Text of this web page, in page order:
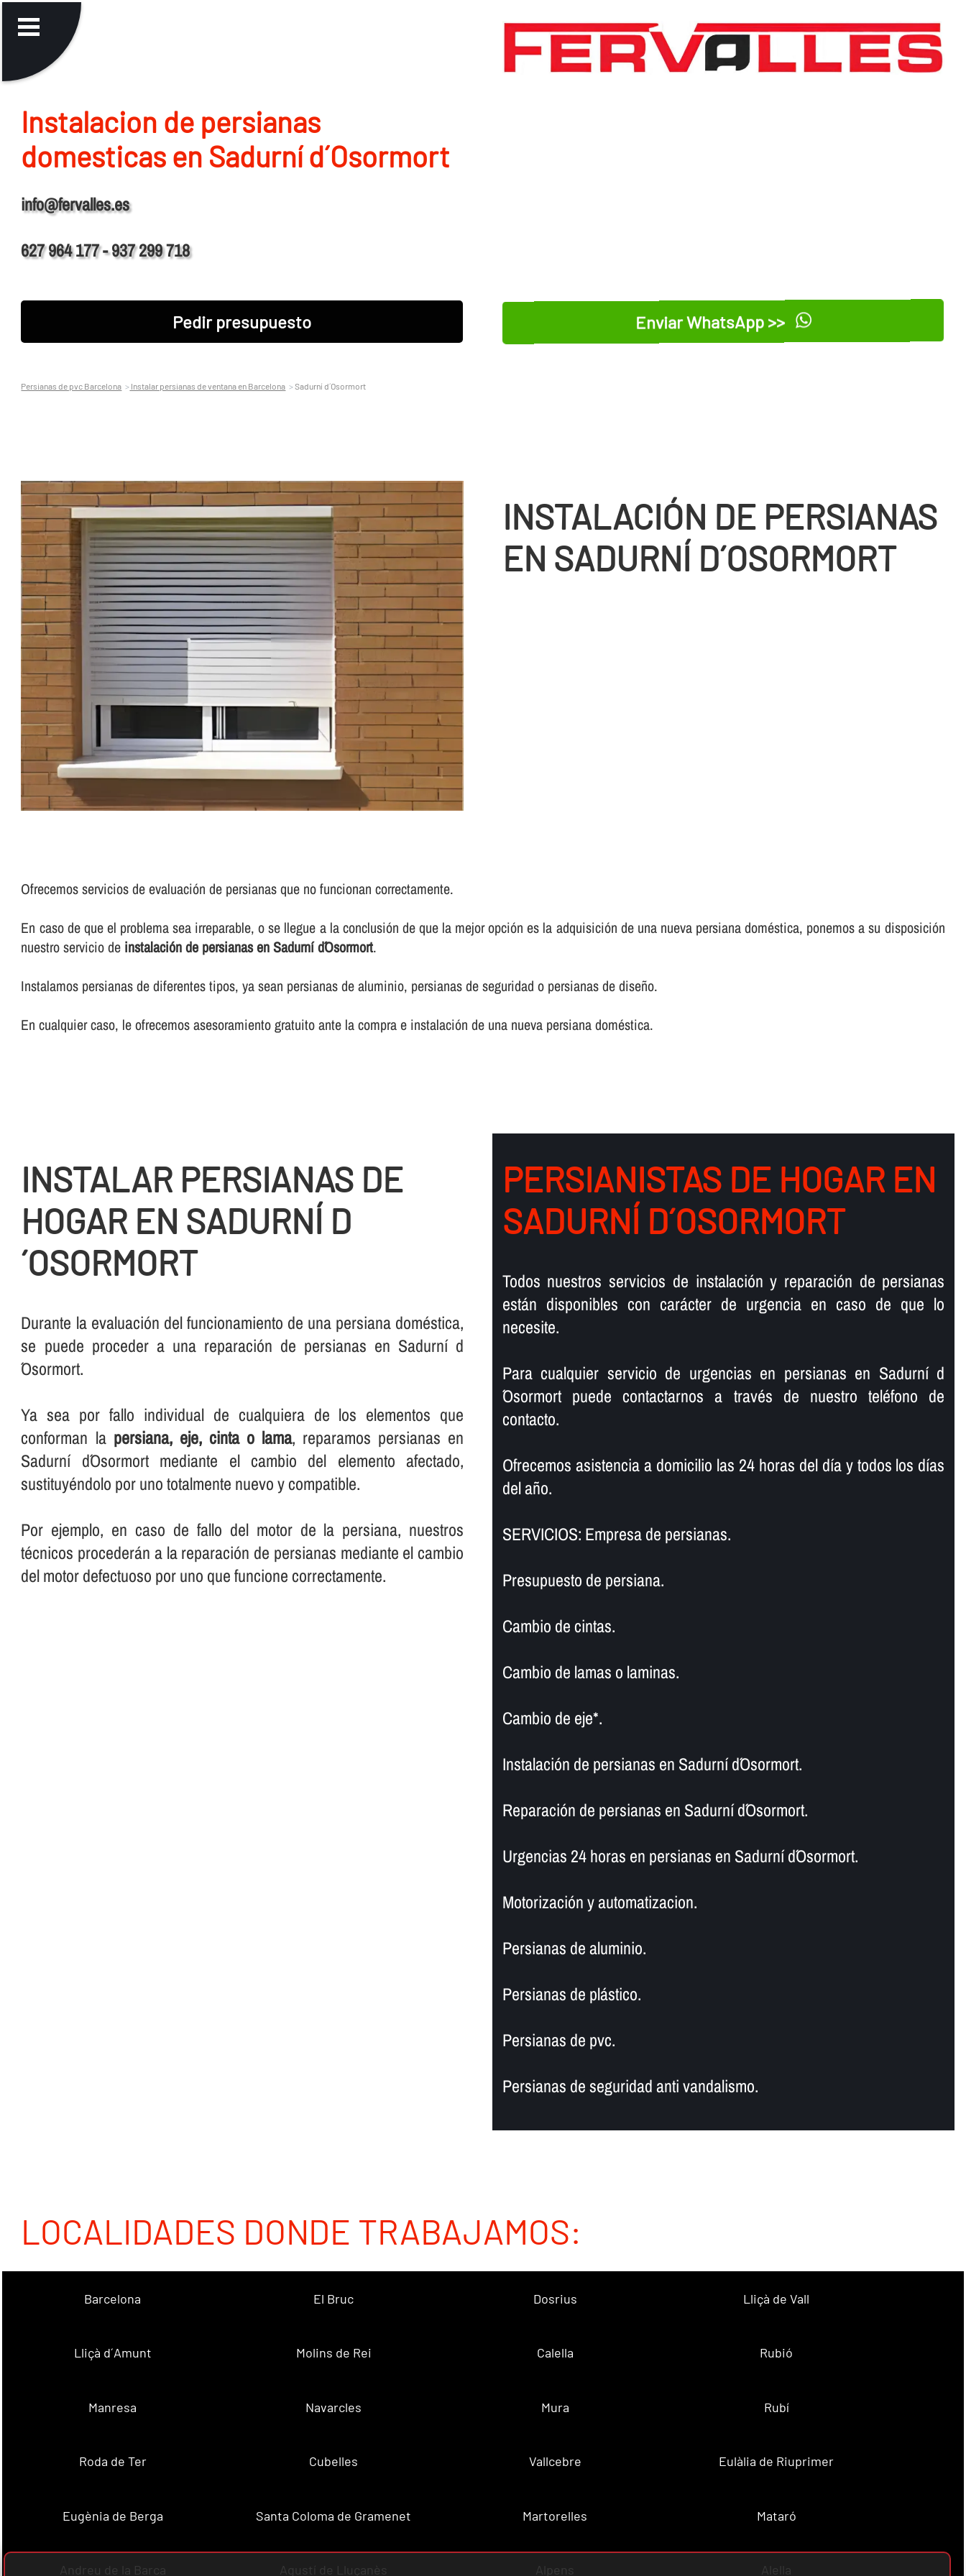
Instalacion de persianas
domesticas en Sadurní d´Osormort
info@fervalles.es
627 964 177 - 937 299 718
Pedir presupuesto Enviar WhatsApp >>
Persianas de pvc Barcelona Instalar persianas de ventana en Barcelona Sadurní d´Osormort
INSTALACIÓN DE PERSIANAS
EN SADURNÍ D´OSORMORT
Ofrecemos servicios de evaluación de persianas que no funcionan correctamente.
En caso de que el problema sea irreparable, o se llegue a la conclusión de que la mejor opción es la adquisición de una nueva persiana doméstica, ponemos a su disposición
nuestro servicio de instalación de persianas en Sadurní d´Osormort.
Instalamos persianas de diferentes tipos, ya sean persianas de aluminio, persianas de seguridad o persianas de diseño.
En cualquier caso, le ofrecemos asesoramiento gratuito ante la compra e instalación de una nueva persiana doméstica.
INSTALAR PERSIANAS DE
HOGAR EN SADURNÍ D
´OSORMORT
Durante la evaluación del funcionamiento de una persiana doméstica,
se puede proceder a una reparación de persianas en Sadurní d
´Osormort.
Ya sea por fallo individual de cualquiera de los elementos que
conforman la persiana, eje, cinta o lama, reparamos persianas en
Sadurní d´Osormort mediante el cambio del elemento afectado,
sustituyéndolo por uno totalmente nuevo y compatible.
Por ejemplo, en caso de fallo del motor de la persiana, nuestros
técnicos procederán a la reparación de persianas mediante el cambio
del motor defectuoso por uno que funcione correctamente.
PERSIANISTAS DE HOGAR EN
SADURNÍ D´OSORMORT
Todos nuestros servicios de instalación y reparación de persianas
están disponibles con carácter de urgencia en caso de que lo
necesite.
Para cualquier servicio de urgencias en persianas en Sadurní d
´Osormort puede contactarnos a través de nuestro teléfono de
contacto.
Ofrecemos asistencia a domicilio las 24 horas del dí­a y todos los dí­as
del año.
SERVICIOS: Empresa de persianas.
Presupuesto de persiana.
Cambio de cintas.
Cambio de lamas o laminas.
Cambio de eje*.
Instalación de persianas en Sadurní d´Osormort.
Reparación de persianas en Sadurní d´Osormort.
Urgencias 24 horas en persianas en Sadurní d´Osormort.
Motorización y automatizacion.
Persianas de aluminio.
Persianas de plástico.
Persianas de pvc.
Persianas de seguridad anti vandalismo.
LOCALIDADES DONDE TRABAJAMOS:
Barcelona El Bruc Dosrius Lliçà de Vall
Lliçà d´Amunt Molins de Rei Calella Rubió
Manresa Navarcles Mura Rubí
Roda de Ter Cubelles Vallcebre Eulàlia de Riuprimer
Eugènia de Berga Santa Coloma de Gramenet Martorelles Mataró
Andreu de la Barca Agustí de Lluçanès Alpens Alella